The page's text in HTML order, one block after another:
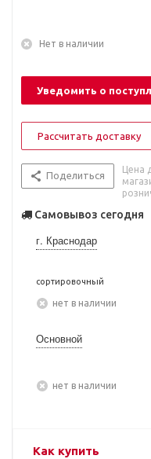
Нет в наличии
Уведомить о
Рассчитать доставку
Поделиться
Цена
Самовывоз сегодня
г. Краснодар
сортировочный
Нет в наличии
Основной
Нет в наличии
Как купить